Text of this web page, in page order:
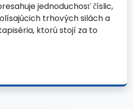
jednoduchosť číslic,
trhových silách a
ktorú stojí za to